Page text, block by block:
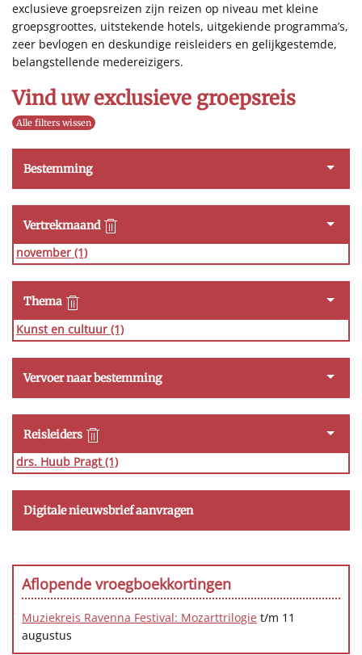
exclusieve groepsreizen zijn reizen op niveau met kleine
groepsgroottes, uitstekende hotels, uitgekiende programma’s,
zeer bevlogen en deskundige reisleiders en gelijkgestemde,
belangstellende medereizigers.
Vind uw exclusieve groepsreis
Alle filters wissen
Bestemming
Vertrekmaand
november (1)
Thema
Kunst en cultuur (1)
Vervoer naar bestemming
Reisleiders
drs. Huub Pragt(1)
Digitale nieuwsbrief aanvragen
Aflopende vroegboekkortingen
Muziekreis Ravenna Festival: Mozarttrilogie t/m 11
augustus